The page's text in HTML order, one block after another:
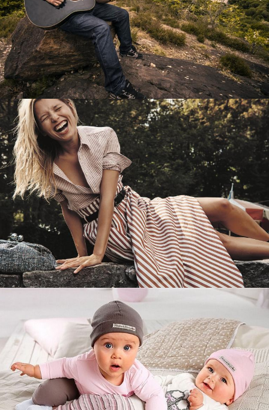
Перевод интернет-магазина
Guitaramania.ru на 1С-Битрикс
Смотреть проект
Имиджевый сайт для сети магазинов
Soho Project
Смотреть проект
Увеличили выручку интернет-
магазину topdatop.ru на 25%!